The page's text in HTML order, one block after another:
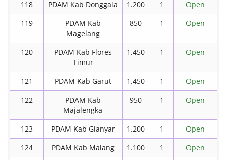
118
PDAM Kab Donggala 1.200 1
Open
119
PDAM Kab
Magelang
850 1 Open
120
PDAM Kab Flores
Timur
1.450 1 Open
121 PDAM Kab Garut 1.450 1
Open
122
PDAM Kab
Majalengka
950 1 Open
123 PDAM Kab Gianyar 1.200 1
Open
124
PDAM Kab Malang 1.100 1
Open